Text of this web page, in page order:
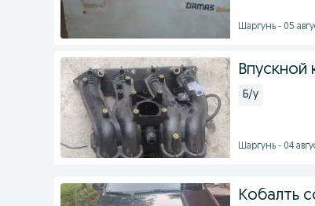
Шаргунь - 05
Впускной
Б/у
Шаргунь - 04
Кобалть